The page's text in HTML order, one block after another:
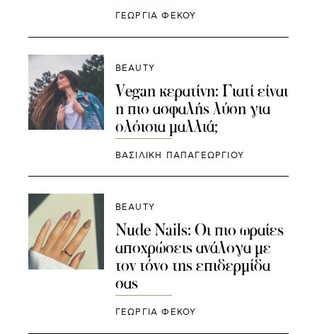
ΓΕΩΡΓΙΑ ΦΕΚΟΥ
BEAUTY
Vegan κερατίνη: Γιατί είναι
η πιο ασφαλής λύση για
ολόισια μαλλιά;
ΒΑΣΙΛΙΚΗ ΠΑΠΑΓΕΩΡΓΙΟΥ
BEAUTY
Nude Nails: Οι πιο ωραίες
αποχρώσεις ανάλογα με
τον τόνο της επιδερμίδα
σας
ΓΕΩΡΓΙΑ ΦΕΚΟΥ